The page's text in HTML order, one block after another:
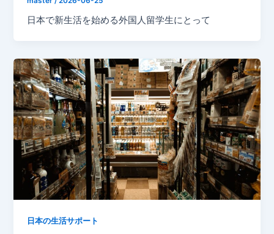
日本で新生活を始める外国人留学生にとって
日本の生活サポート